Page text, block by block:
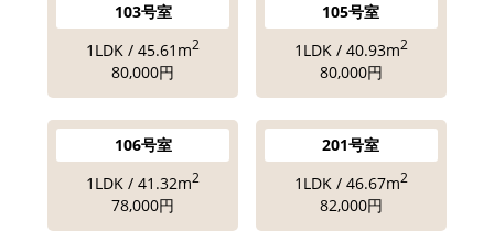
103号室
1LDK / 45.61m2
80,000円
105号室
1LDK / 40.93m2
80,000円
106号室
1LDK / 41.32m2
78,000円
201号室
1LDK / 46.67m2
82,000円